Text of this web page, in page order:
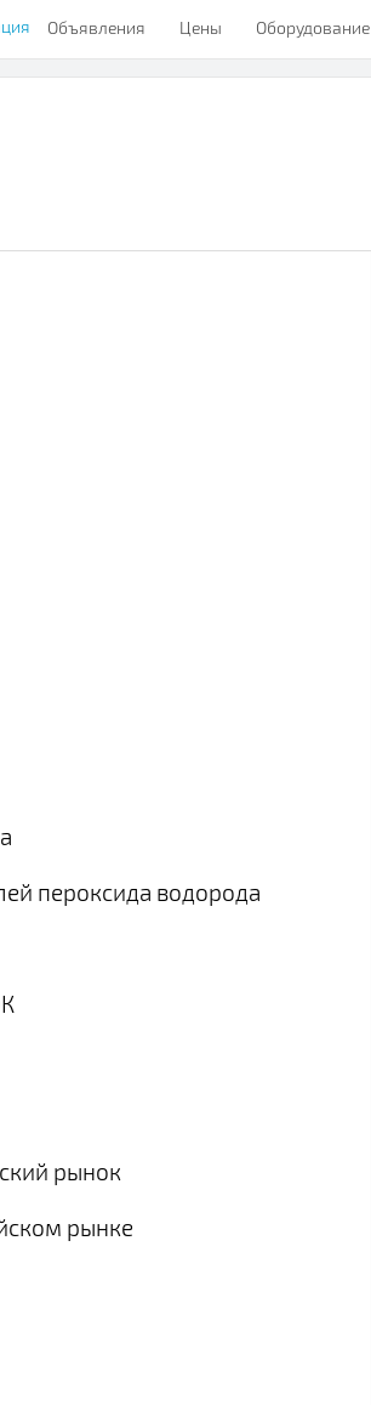
Объявления Цены Оборудование
пероксида водорода
рынок
рынке